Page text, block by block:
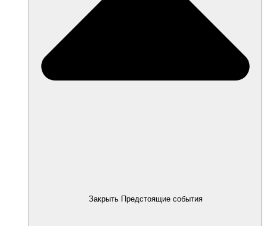
Закрыть Предстоящие события